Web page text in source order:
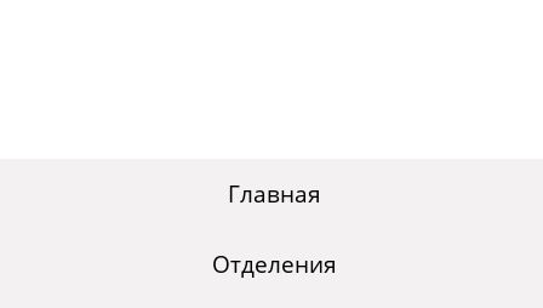
Главная
Отделения